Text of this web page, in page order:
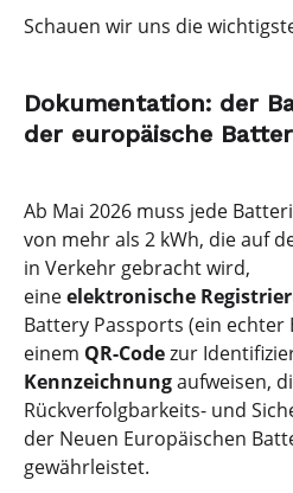
Schauen wir uns die
Dokumentation: der
der europäische
Ab Mai 2026 muss jede
von mehr als 2 kWh, die auf
in Verkehr gebracht wird,
eineelektronische
Battery Passports (ein
einem QR-Codezur
Kennzeichnungaufweisen,
Rückverfolgbarkeits- und
der Neuen Europäischen
gewährleistet.